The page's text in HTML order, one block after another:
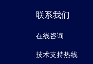
联系我们
在线咨询
技术支持热线